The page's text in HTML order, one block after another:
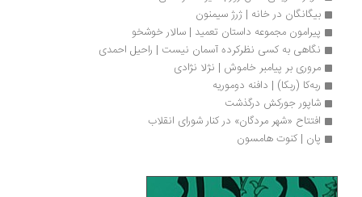
بیگانگان در خانه | ژرژ سیمنون
پیرامون مجموعه داستان تعمید | سالار خوشخو
نگاهی به کسی نظرکرده آسمان نیست | راحیل احمدی
مروری بر پیامبر خاموش | نژلا نژادی
ربه‌کا (ربکا) | دافنه دوموریه
شاپور جورکش درگذشت
افتتاح «شهر مردگان» در کنار شورای انقلاب
پان | کنوت هامسون